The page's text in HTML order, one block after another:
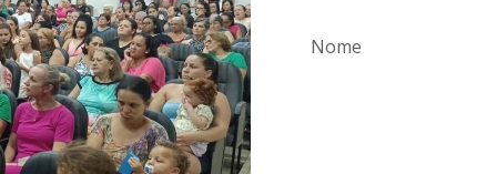
Nome